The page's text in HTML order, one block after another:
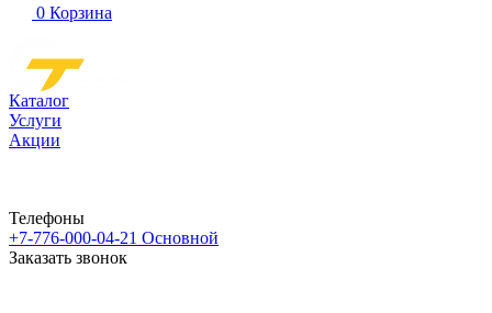
0 Корзина
Каталог
Услуги
Акции
Телефоны
+7-776-000-04-21 Основной
Заказать звонок